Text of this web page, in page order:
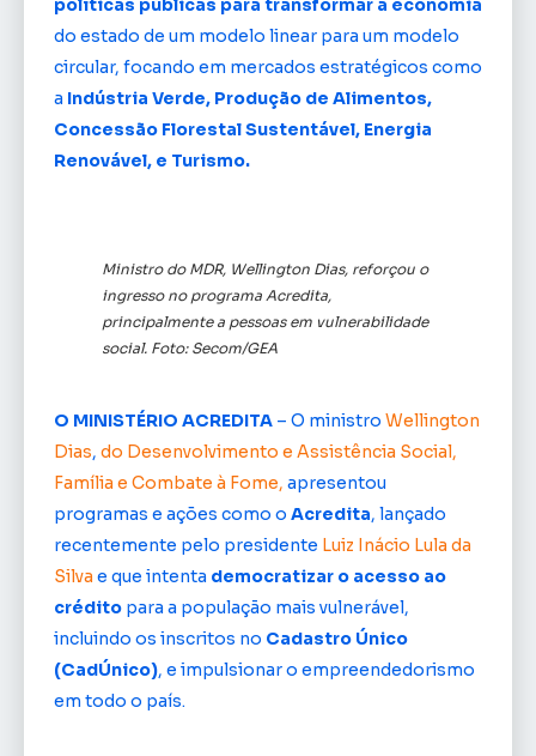
políticas públicas para transformar a economia
do estado de um modelo linear para um modelo
circular, focando em mercados estratégicos como
a Indústria Verde, Produção de Alimentos,
Concessão Florestal Sustentável, Energia
Renovável, e Turismo.
Ministro do MDR, Wellington Dias, reforçou o
ingresso no programa Acredita,
principalmente a pessoas em vulnerabilidade
social. Foto: Secom/GEA
O MINISTÉRIO ACREDITA – O ministro Wellington
Dias, do Desenvolvimento e Assistência Social,
Família e Combate à Fome, apresentou
programas e ações como o Acredita, lançado
recentemente pelo presidente Luiz Inácio Lula da
Silva e que intenta democratizar o acesso ao
crédito para a população mais vulnerável,
incluindo os inscritos no Cadastro Único
(CadÚnico), e impulsionar o empreendedorismo
em todo o país.